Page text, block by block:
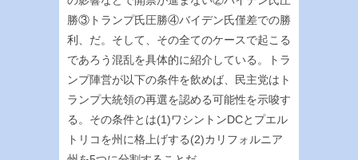
勝③トランプ氏圧勝④バイデン氏僅差での勝
利、だ。そして、その全てのケースで起こる
であろう混乱を具体的に紹介している。トラ
ンプ陣営が以下の条件を飲めば、民主党はト
ランプ大統領の再選を認める可能性を示唆す
る。その条件とは(1)ワシントンDCとプエル
トリコを州に格上げする(2)カリフォルニア